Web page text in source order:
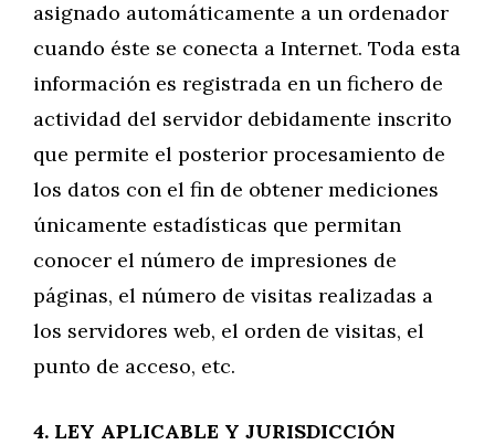
asignado automáticamente a un ordenador
cuando éste se conecta a Internet. Toda esta
información es registrada en un fichero de
actividad del servidor debidamente inscrito
que permite el posterior procesamiento de
los datos con el fin de obtener mediciones
únicamente estadísticas que permitan
conocer el número de impresiones de
páginas, el número de visitas realizadas a
los servidores web, el orden de visitas, el
punto de acceso, etc.
4. LEY APLICABLE Y JURISDICCIÓN